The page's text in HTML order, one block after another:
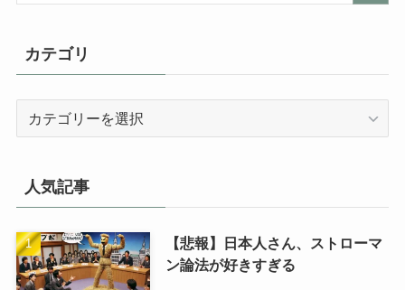
カテゴリ
人気記事
【悲報】日本人さん、ストローマ
ン論法が好きすぎる